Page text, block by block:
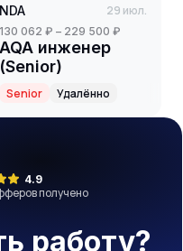
NDA 29 июл.
130 062 ₽ – 229 500 ₽
AQA инженер
(Senior)
Senior Удалённо
4.9
получено
работу?